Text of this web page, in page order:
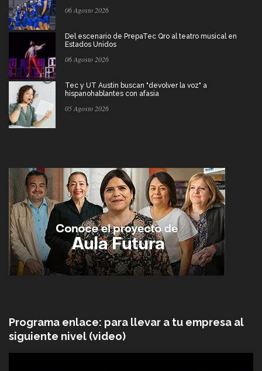
06 Agosto 2026
Del escenario de PrepaTec Qro al teatro musical en
Estados Unidos
06 Agosto 2026
Tec y UT Austin buscan "devolver la voz" a
hispanohablantes con afasia
05 Agosto 2026
Programa enlace: para llevar a tu empresa al
siguiente nivel (video)